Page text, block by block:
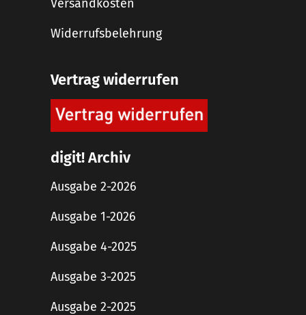
Versandkosten
Widerrufsbelehrung
Vertrag widerrufen
digit! Archiv
Ausgabe 2-2026
Ausgabe 1-2026
Ausgabe 4-2025
Ausgabe 3-2025
Ausgabe 2-2025